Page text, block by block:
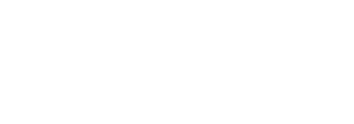
C’est aussi comprendre les
ne se valent pas, et les
et de conception.